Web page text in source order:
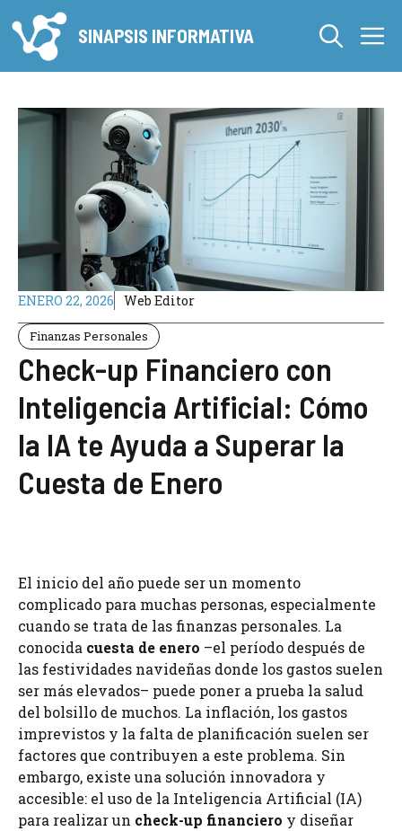
al
contenido
SINAPSIS INFORMATIVA
ENERO 22, 2026 Web Editor
Finanzas Personales
Check-up Financiero con
Inteligencia Artificial: Cómo
la IA te Ayuda a Superar la
Cuesta de Enero
El inicio del año puede ser un momento
complicado para muchas personas, especialmente
cuando se trata de las finanzas personales. La
conocida cuesta de enero –el período después de
las festividades navideñas donde los gastos suelen
ser más elevados– puede poner a prueba la salud
del bolsillo de muchos. La inflación, los gastos
imprevistos y la falta de planificación suelen ser
factores que contribuyen a este problema. Sin
embargo, existe una solución innovadora y
accesible: el uso de la Inteligencia Artificial (IA)
para realizar un check-up financiero y diseñar